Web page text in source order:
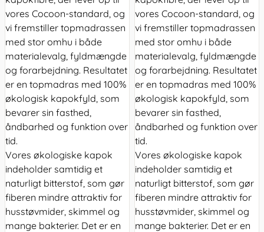
vores Cocoon-standard, og
vi fremstiller topmadrassen
med stor omhu i både
materialevalg, fyldmængde
og forarbejdning. Resultatet
er en topmadras med 100%
økologisk kapokfyld, som
bevarer sin fasthed,
åndbarhed og funktion over
tid.
Vores økologiske kapok
indeholder samtidig et
naturligt bitterstof, som gør
fiberen mindre attraktiv for
husstøvmider, skimmel og
mange bakterier. Det er en
vores Cocoon-standard, og
vi fremstiller topmadrassen
med stor omhu i både
materialevalg, fyldmængde
og forarbejdning. Resultatet
er en topmadras med 100%
økologisk kapokfyld, som
bevarer sin fasthed,
åndbarhed og funktion over
tid.
Vores økologiske kapok
indeholder samtidig et
naturligt bitterstof, som gør
fiberen mindre attraktiv for
husstøvmider, skimmel og
mange bakterier. Det er en